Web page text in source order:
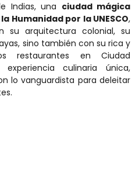
Indias, una ciudad mágica
Humanidad por la UNESCO,
arquitectura colonial, su
sino también con su rica y
restaurantes en Ciudad
culinaria única,
lo vanguardista para deleitar